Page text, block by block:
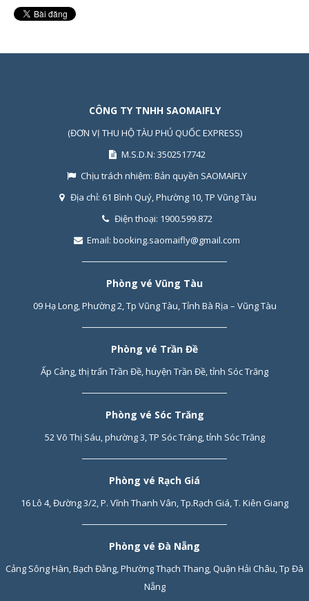
CÔNG TY TNHH SAOMAIFLY
(ĐƠN VỊ THU HỘ TÀU PHÚ QUỐC EXPRESS)
M.S.D.N: 3502517742
Chịu trách nhiệm: Bản quyền SAOMAIFLY
Địa chỉ: 61 Bình Quý, Phường 10, TP Vũng Tàu
Điện thoại: 1900.599.872
Email: booking.saomaifly@gmail.com
Phòng vé Vũng Tàu
09 Hạ Long, Phường 2, Tp Vũng Tàu, Tỉnh Bà Rịa – Vũng Tàu
Phòng vé Trần Đề
Ấp Cảng, thị trấn Trần Đề, huyện Trần Đề, tỉnh Sóc Trăng
Phòng vé Sóc Trăng
52 Võ Thị Sáu, phường 3, TP Sóc Trăng, tỉnh Sóc Trăng
Phòng vé Rạch Giá
16 Lô 4, Đường 3/2, P. Vĩnh Thanh Vân, Tp.Rạch Giá, T. Kiên Giang
Phòng vé Đà Nẵng
Cảng Sông Hàn, Bạch Đằng, Phường Thạch Thang, Quận Hải Châu, Tp Đà
Nẵng